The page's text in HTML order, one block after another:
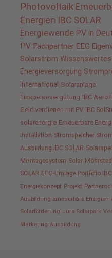
Photovoltaik
Energien IBC SOLAR
Energiewende PV in
PV Fachpartner EEG
Solarstrom Wissenswertes
Energieversorgung
International Solaranlage
Einspeisevergütung IBC
Geld verdienen mit PV IBC
solarenergie Erneuerbare
Installation Stromspeicher
Ausbildung IBC SOLAR
Montagesystem Solar
SOLAR EEG-Umlage Portfolio IBC
Energiekonzept Projekt
Ausbildung erneuerbare Energien
Solarförderung Jura Solarpark
Marketing Ausbildung